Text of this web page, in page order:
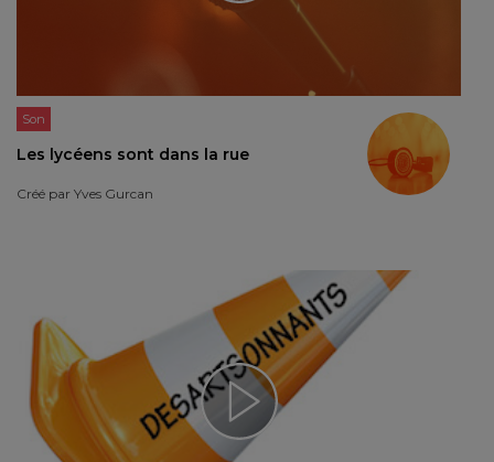
Son
Les lycéens sont dans la rue
Créé par Yves Gurcan